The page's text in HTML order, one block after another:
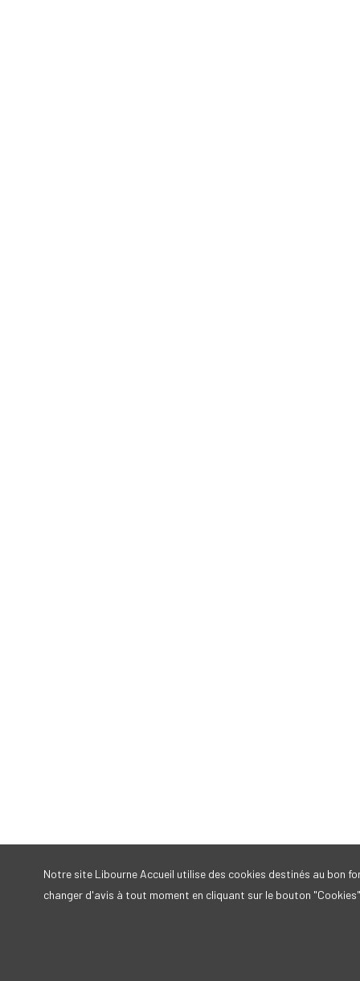
Notre site Libourne Accueil utilise des cookies destinés au bon
changer d'avis à tout moment en cliquant sur le bouton